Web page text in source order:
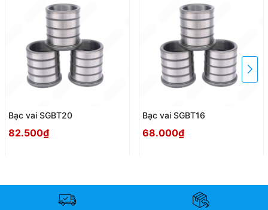
Bạc vai SGBT20
82.500₫
Bạc vai SGBT16
68.000₫